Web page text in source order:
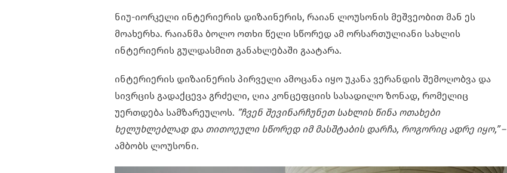
ნიუ-იორკელი ინტერიერის დიზაინერის, რაიან ლოუსონის მეშვეობით მან ეს
მოახერხა. რაიანმა ბოლო ოთხი წელი სწორედ ამ ორსართულიანი სახლის
ინტერიერის გულდასმით განახლებაში გაატარა.
ინტერიერის დიზაინერის პირველი ამოცანა იყო უკანა ვერანდის შემოღობვა და
სივრცის გადაქცევა გრძელი, ღია კონცეფციის სასადილო ზონად, რომელიც
უერთდება სამზარეულოს. ”ჩვენ შევინარჩუნეთ სახლის წინა ოთახები
ხელუხლებლად და თითოეული სწორედ იმ მასშტაბის დარჩა, როგორიც ადრე იყო,”–
ამბობს ლოუსონი.